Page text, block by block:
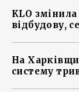
KLO
відбудову,
На
систему